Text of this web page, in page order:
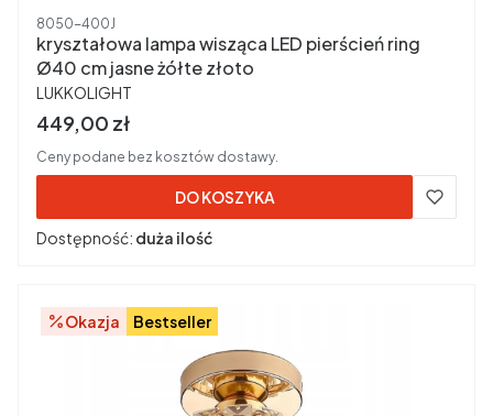
Kod produktu
8050-400J
kryształowa lampa wisząca LED pierścień ring
Ø40 cm jasne żółte złoto
PRODUCENT
LUKKOLIGHT
Cena brutto
449,00 zł
Ceny podane bez kosztów dostawy.
DO KOSZYKA
Dostępność: duża ilość
Okazja Bestseller